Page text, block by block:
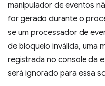
manipulador de eventos
for gerado durante o
se um processador de
de bloqueio inválida, uma
registrada no console da
será ignorado para essa